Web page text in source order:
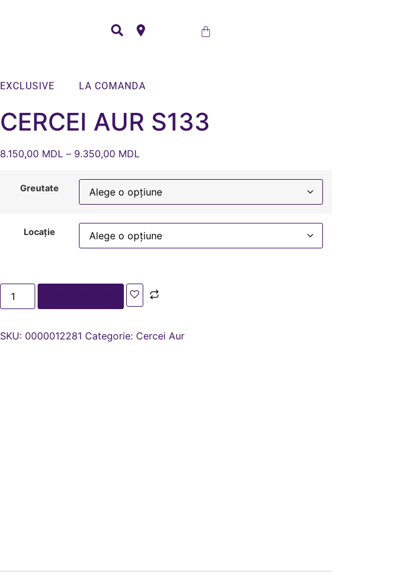
EXCLUSIVE LA COMANDA
CERCEI AUR S133
8.150,00 MDL – 9.350,00 MDL
Greutate
Locație
SKU: 0000012281 Categorie: Cercei Aur